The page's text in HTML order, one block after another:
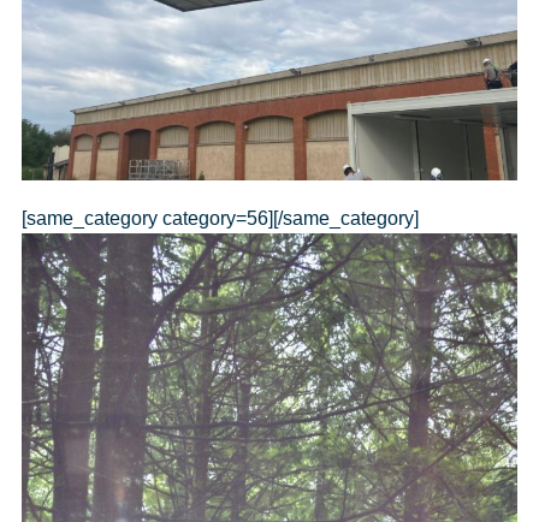
[same_category category=56][/same_category]